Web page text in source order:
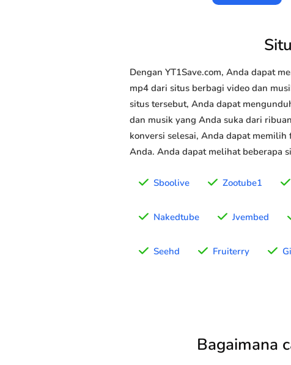
Dengan YT1Save.com, Anda dapat
mp4 dari situs berbagi video dan
situs tersebut, Anda dapat
dan musik yang Anda suka dari
konversi selesai, Anda dapat
Anda. Anda dapat melihat beberapa
Sboolive Zootube1
Nakedtube Jvembed
Seehd Fruiterry
Bagaimana